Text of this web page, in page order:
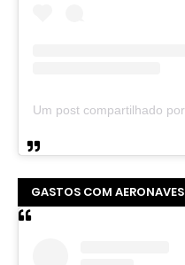
GASTOS COM AERONAVES